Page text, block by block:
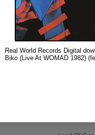
Real World Records Digital
Biko (Live At WOMAD 1982)